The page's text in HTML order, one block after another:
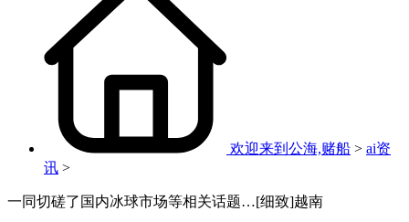
欢迎来到公海,赌船 > ai资
讯 >
一同切磋了国内冰球市场等相关话题…[细致]越南